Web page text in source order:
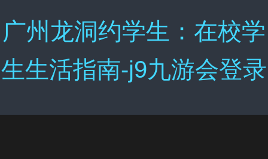
广州龙洞约学生：在校学
生生活指南-j9九游会登录